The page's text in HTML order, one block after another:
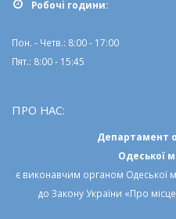
Робочi години:
Пон. - Четв.: 8:00 - 17:00
Пят.: 8:00 - 15:45
ПРО НАС:
Департамент
Одеської
є виконавчим органом Одеської
до Закону України «Про